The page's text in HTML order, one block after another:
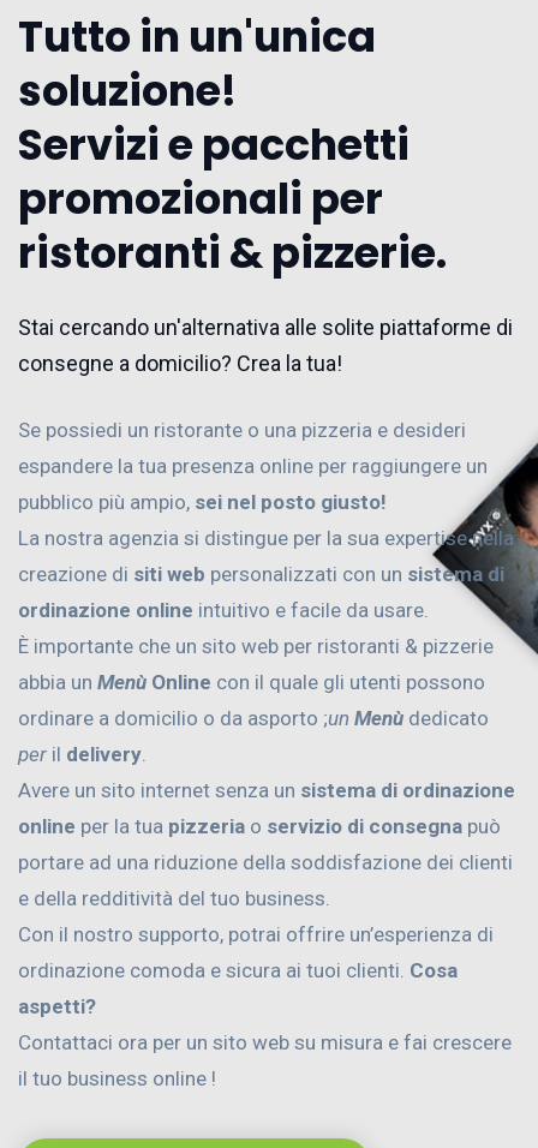
Tutto in un'unica
soluzione!
Servizi e pacchetti
promozionali per
ristoranti & pizzerie.
Stai cercando un'alternativa alle solite piattaforme di
consegne a domicilio? Crea la tua!
Se possiedi un ristorante o una pizzeria e desideri
espandere la tua presenza online per raggiungere un
pubblico più ampio, sei nel posto giusto!
La nostra agenzia si distingue per la sua expertise nella
creazione di siti web personalizzati con un sistema di
ordinazione online intuitivo e facile da usare.
È importante che un sito web per ristoranti & pizzerie
abbia un Menù Online con il quale gli utenti possono
ordinare a domicilio o da asporto ;un Menù dedicato
per il delivery
Avere un sito internet senza un sistema di ordinazione
online per la tua pizzeria o servizio di consegna può
portare ad una riduzione della soddisfazione dei clienti
e della redditività del tuo business.
Con il nostro supporto, potrai offrire un’esperienza di
ordinazione comoda e sicura ai tuoi clienti. Cosa
aspetti?
Contattaci ora per un sito web su misura e fai crescere
il tuo business online !